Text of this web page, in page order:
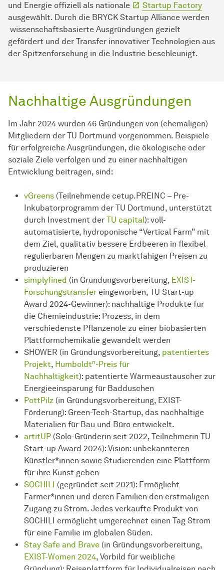
und Energie offiziell als nationale
Startup Factory
ausgewählt. Durch die BRYCK Startup Alliance werden
wissenschaftsbasierte Ausgründungen gezielt
gefördert und der Transfer innovativer Technologien aus
der Spitzenforschung in die Industrie beschleunigt.
Nachhaltige Ausgründungen
Im Jahr 2024 wurden 46 Gründungen von (ehemaligen)
Mitgliedern der TU Dortmund vorgenommen. Beispiele
für erfolgreiche Ausgründungen, die ökologische oder
soziale Ziele verfolgen und zu einer nachhaltigen
Entwicklung beitragen, sind:
vGreens (Teilnehmende cetup.PREINC – Pre-
Inkubatorprogramm der TU Dortmund, unterstützt
durch Investment der TU capital): voll-
automatisierte, hydroponische “Vertical Farm” mit
dem Ziel, qualitativ bessere Erdbeeren in flexibel
regulierbaren Mengen zu marktfähigen Preisen zu
produzieren
simplyfined (in Gründungsvorbereitung, EXIST-
Forschungstransfer eingeworben, TU Start-up
Award 2024-Gewinner): nachhaltige Produkte für
die Chemieindustrie: Prozess, in dem
verschiedenste Pflanzenöle zu einer biobasierten
Plattformchemikalie gewandelt werden
SHOWER (in Gründungsvorbereitung, patentiertes
Projekt, Humboldtn-Preis für
Nachhaltigkeit): patentierte Wärmeaustauscher zur
Energieeinsparung für Badduschen
PottPilz (in Gründungsvorbereitung, EXIST-
Förderung): Green-Tech-Startup, das nachhaltige
Materialien für Bau und Büro entwickelt.
artitUP (Solo-Gründerin seit 2022, Teilnehmerin TU
Start-up Award 2024): Vision: unbekannteren
Künstler*innen sowie Studierenden eine Plattform
für ihre Kunst geben
SOCHILI (gegründet seit 2021): Ermöglicht
Farmer*innen und deren Familien den erstmaligen
Zugang zu Strom. Jedes verkaufte Produkt von
SOCHILI ermöglicht umgerechnet einen Tag Strom
für eine Familie im globalen Süden.
Stay Safe and Brave (in Gründungsvorbereitung,
EXIST-Women 2024, Vorbild für weibliche